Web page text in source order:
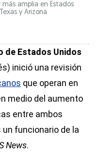
amplia en Estados
y Arizona.
de Estados Unidos
inició una revisión
que operan en
medio del aumento
entre ambos
funcionario de la
News.